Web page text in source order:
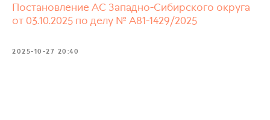
Постановление АС Западно-Сибирского округа
от 03.10.2025 по делу № А81-1429/2025
2025-10-27 20:40
+7 911 925-66-88